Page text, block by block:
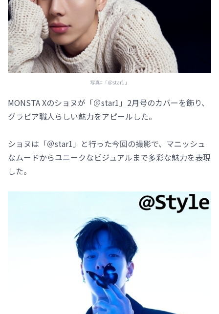
写真=「＠star1」
MONSTA Xのショヌが「＠star1」2月号のカバーを飾り、
グラビア職人らしい魅力をアピールした。
ショヌは「＠star1」と行った今回の撮影で、マニッシュ
なムードからユニークなビジュアルまで多彩な魅力を表現
した。